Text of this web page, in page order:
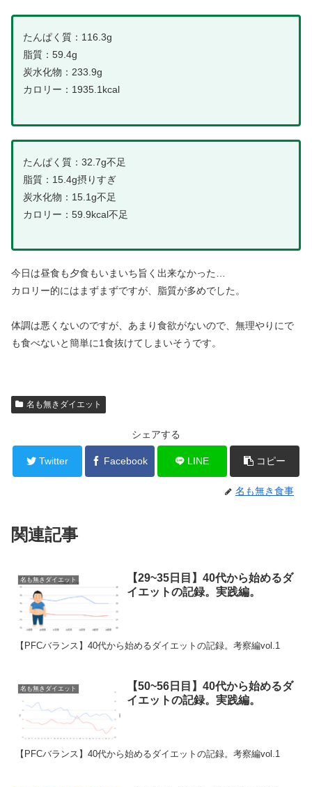
たんぱく質：116.3g
脂質：59.4g
炭水化物：233.9g
カロリー：1935.1kcal
たんぱく質：32.7g不足
脂質：15.4g摂りすぎ
炭水化物：15.1g不足
カロリー：59.9kcal不足
今日は昼食も夕食もいまいち旨く出来なかった…
カロリー的にはまずまずですが、脂質が多めでした。
体調は悪くないのですが、あまり食欲がないので、無理やりにで
も食べないと簡単に1食抜けてしまいそうです。
名も無きダイエット
シェアする
Twitter Facebook LINE コピー
名も無き食事
関連記事
名も無きダイエット
【29~35日目】40代から始めるダ
イエットの記録。実践編。
【PFCバランス】40代から始めるダイエットの記録。考察編vol.1
名も無きダイエット
【50~56日目】40代から始めるダ
イエットの記録。実践編。
【PFCバランス】40代から始めるダイエットの記録。考察編vol.1